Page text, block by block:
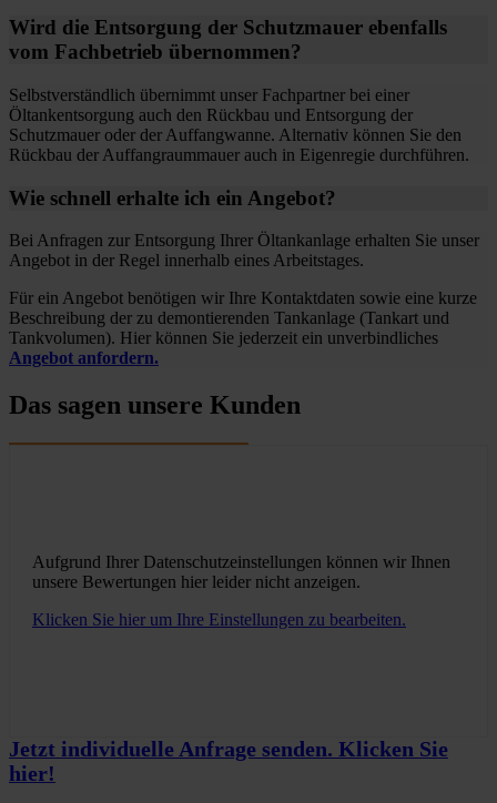
Wird die Entsorgung der Schutzmauer ebenfalls
vom Fachbetrieb übernommen?
Selbstverständlich übernimmt unser Fachpartner bei einer
Öltankentsorgung auch den Rückbau und Entsorgung der
Schutzmauer oder der Auffangwanne. Alternativ können Sie den
Rückbau der Auffangraummauer auch in Eigenregie durchführen.
Wie schnell erhalte ich ein Angebot?
Bei Anfragen zur Entsorgung Ihrer Öltankanlage erhalten Sie unser
Angebot in der Regel innerhalb eines Arbeitstages.
Für ein Angebot benötigen wir Ihre Kontaktdaten sowie eine kurze
Beschreibung der zu demontierenden Tankanlage (Tankart und
Tankvolumen). Hier können Sie jederzeit ein unverbindliches
Angebot anfordern.
Das sagen unsere Kunden
Aufgrund Ihrer Datenschutzeinstellungen können wir Ihnen
unsere Bewertungen hier leider nicht anzeigen.
Klicken Sie hier um Ihre Einstellungen zu bearbeiten.
Jetzt individuelle Anfrage senden. Klicken Sie
hier!